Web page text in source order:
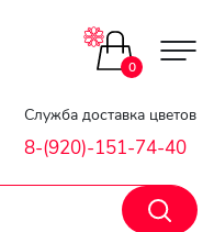
Главная
Гарантии
Доставка
Служба доставка цветов
8-(920)-151-74-40
0